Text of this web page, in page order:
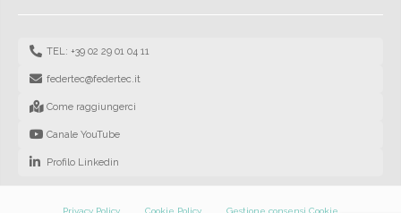
TEL: +39 02 29 01 04 11
federtec@federtec.it
Come raggiungerci
Canale YouTube
Profilo Linkedin
Privacy Policy Cookie Policy Gestione consensi Cookie